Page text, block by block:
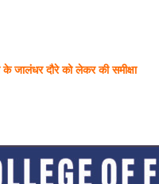
जालंधर दौरे को लेकर की समीक्षा